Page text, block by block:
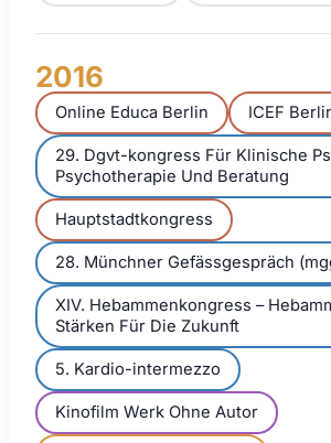
2016
Online Educa Berlin ICEF
29. Dgvt-kongress Für Klinische
Psychotherapie Und Beratung
Hauptstadtkongress
28. Münchner Gefässgespräch
XIV. Hebammenkongress –
Stärken Für Die Zukunft
5. Kardio-intermezzo
Kinofilm Werk Ohne Autor